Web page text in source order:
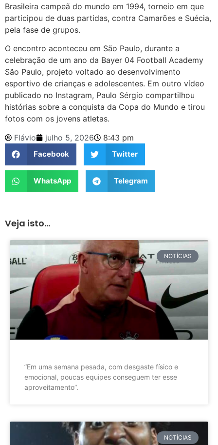
Brasileira campeã do mundo em 1994, torneio em que
participou de duas partidas, contra Camarões e Suécia,
pela fase de grupos.
O encontro aconteceu em São Paulo, durante a
celebração de um ano da Bayer 04 Football Academy
São Paulo, projeto voltado ao desenvolvimento
esportivo de crianças e adolescentes. Em outro vídeo
publicado no Instagram, Paulo Sérgio compartilhou
histórias sobre a conquista da Copa do Mundo e tirou
fotos com os jovens atletas.
Flávio
julho 5, 2026 8:43 pm
Facebook Twitter
WhatsApp Telegram
Veja isto...
NOTÍCIAS
”Em uma semana pesada, com desgaste físico e
emocional, poucas equipes conseguem ter esse
aproveitamento”.
NOTÍCIAS